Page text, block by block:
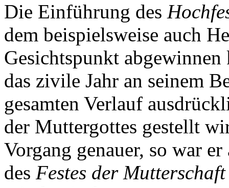
Die Einführung des
dem beispielsweise auch
Gesichtspunkt
das zivile Jahr an seinem
gesamten Verlauf
der Muttergottes gestellt
Vorgang genauer, so war
des Festes der